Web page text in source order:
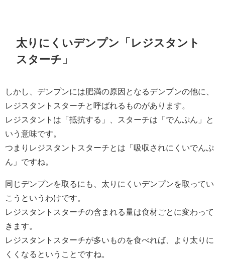
太りにくいデンプン「レジスタント
スターチ」
しかし、デンプンには肥満の原因となるデンプンの他に、
レジスタントスターチと呼ばれるものがあります。
レジスタントは「抵抗する」、スターチは「でんぷん」と
いう意味です。
つまりレジスタントスターチとは「吸収されにくいでんぷ
ん」ですね。
同じデンプンを取るにも、太りにくいデンプンを取ってい
こうというわけです。
レジスタントスターチの含まれる量は食材ごとに変わって
きます。
レジスタントスターチが多いものを食べれば、より太りに
くくなるということですね。